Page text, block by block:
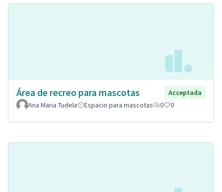
Área de recreo para mascotas
Acceptada
Ana Maria Tudela
Espacio para mascotas 0 0